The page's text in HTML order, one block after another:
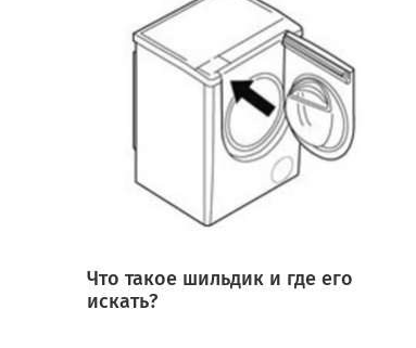
Что такое шильдик и где его
искать?